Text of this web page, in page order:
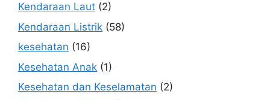
Kendaraan Laut (2)
Kendaraan Listrik (58)
kesehatan (16)
Kesehatan Anak (1)
Kesehatan dan Keselamatan (2)